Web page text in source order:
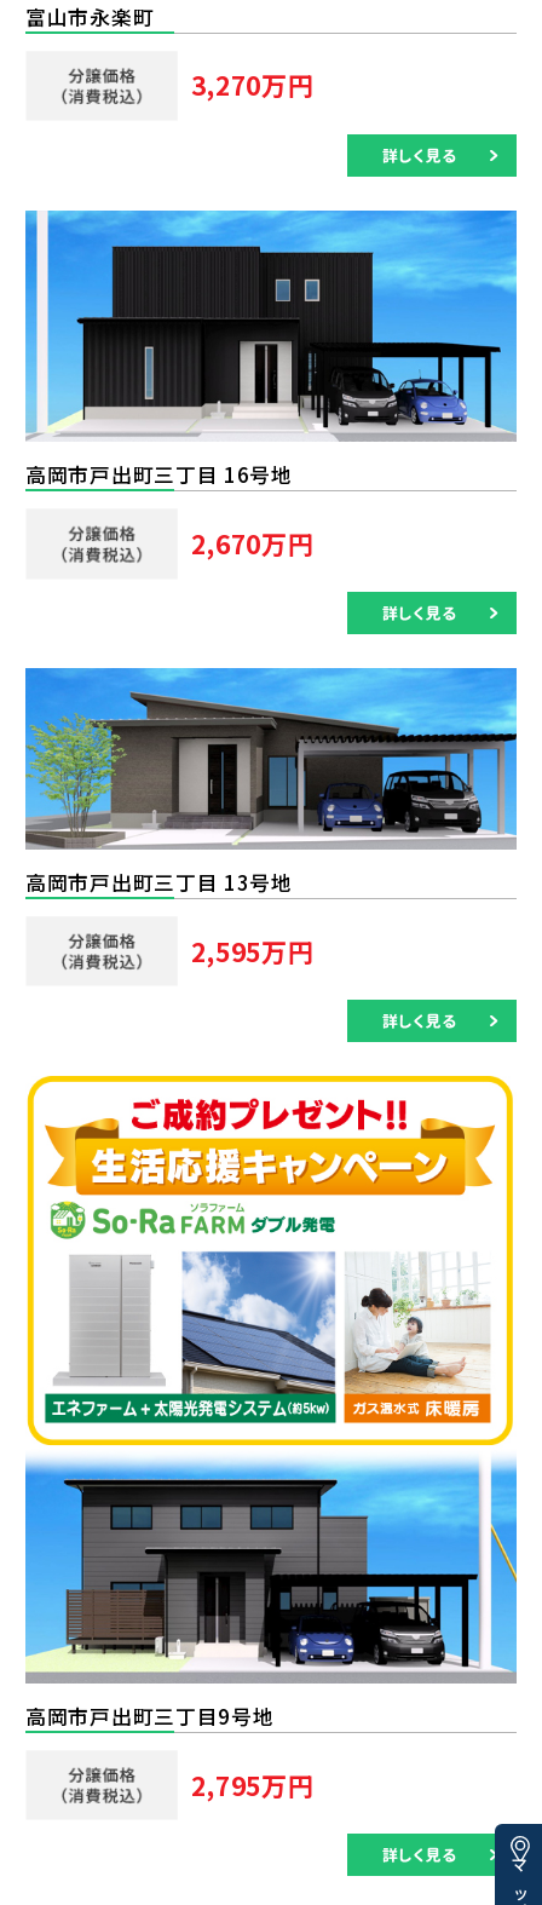
富山市永楽町
3,270万円
高岡市戸出町三丁目 16号地
2,670万円
高岡市戸出町三丁目 13号地
2,595万円
高岡市戸出町三丁目9号地
2,795万円